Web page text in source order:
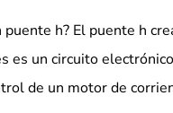
puente h? El puente h
es un circuito
de un motor de